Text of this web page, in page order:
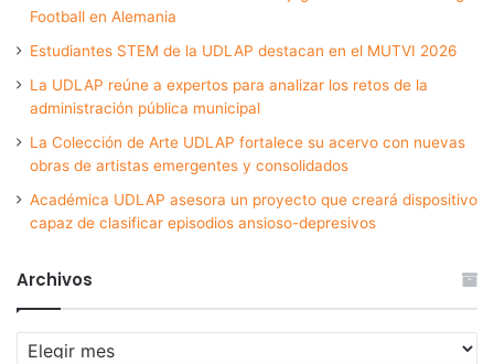
Football en Alemania
Estudiantes STEM de la UDLAP destacan en el MUTVI 2026
La UDLAP reúne a expertos para analizar los retos de la
administración pública municipal
La Colección de Arte UDLAP fortalece su acervo con nuevas
obras de artistas emergentes y consolidados
Académica UDLAP asesora un proyecto que creará dispositivo
capaz de clasificar episodios ansioso-depresivos
Archivos
Archivos